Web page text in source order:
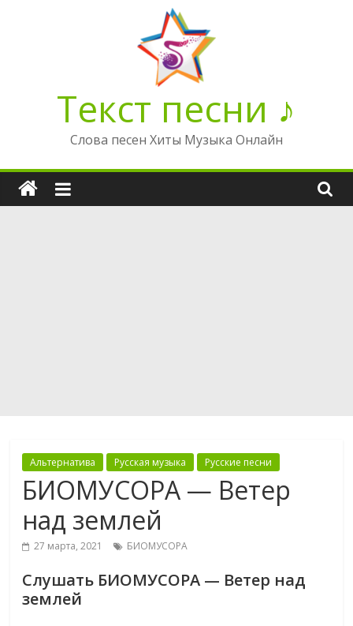
Текст песни ♪
Слова песен Хиты Музыка Онлайн
Альтернатива Русская музыка Русские песни
БИОМУСОРА — Ветер
над землей
27 марта, 2021 БИОМУСОРА
Слушать БИОМУСОРА — Ветер над
землей